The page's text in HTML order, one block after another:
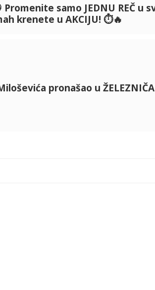
Promenite samo JEDNU REČ u
krenete u AKCIJU! ⏱️🔥
pronašao u